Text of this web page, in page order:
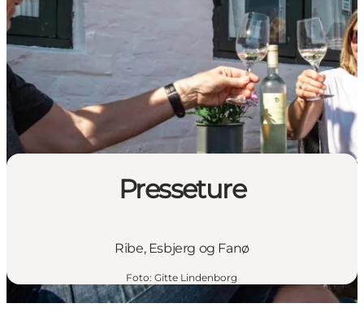
Partnere
Presseture
Ribe, Esbjerg og Fanø
Foto: Gitte Lindenborg